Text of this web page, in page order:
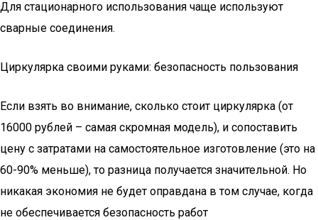
Для стационарного использования чаще используют
сварные соединения.
Циркулярка своими руками: безопасность пользования
Если взять во внимание, сколько стоит циркулярка (от
16000 рублей – самая скромная модель), и сопоставить
цену с затратами на самостоятельное изготовление (это на
60-90% меньше), то разница получается значительной. Но
никакая экономия не будет оправдана в том случае, когда
не обеспечивается безопасность работ